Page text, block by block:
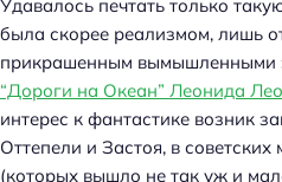
Удавалось печтать только
была скорее реализмом, лишь
прикрашенным вымышленными
“Дороги на Океан” Леонида
интерес к фантастике возник
Оттепели и Застоя, в
(которых вышло не так уж и